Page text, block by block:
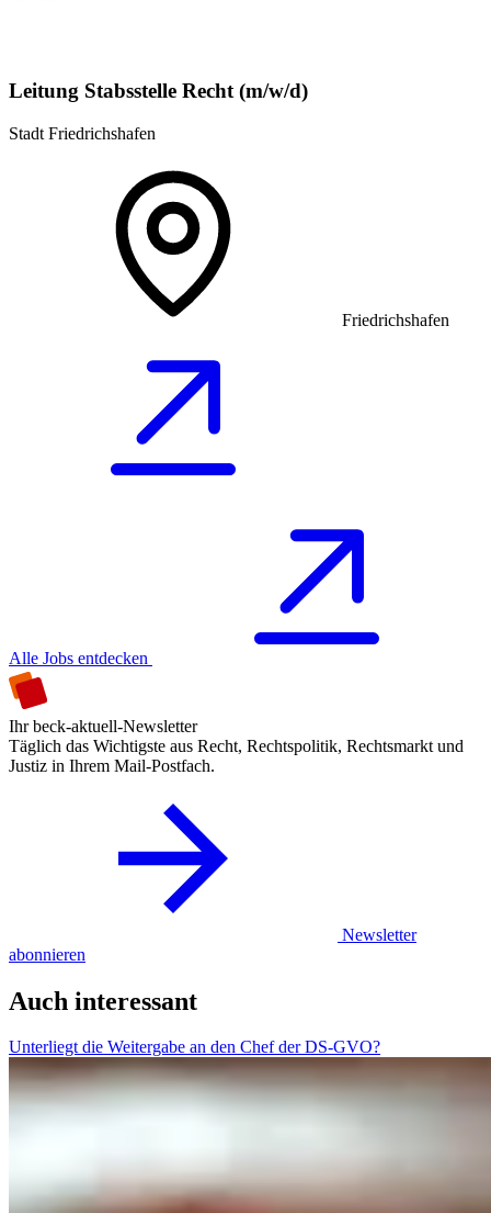
Leitung Stabsstelle Recht (m/w/d)
Stadt Friedrichshafen
Friedrichshafen
Alle Jobs entdecken
Ihr beck-aktuell-Newsletter
Täglich das Wichtigste aus Recht, Rechtspolitik, Rechtsmarkt und
Justiz in Ihrem Mail-Postfach.
Newsletter
abonnieren
Auch interessant
Unterliegt die Weitergabe an den Chef der DS-GVO?